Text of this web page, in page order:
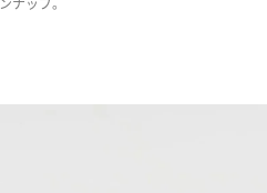
ナップ。